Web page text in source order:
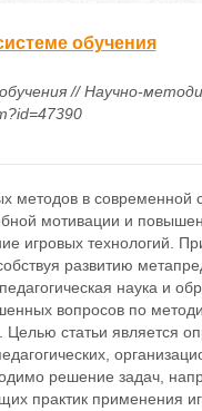
обучения
// Научно-
методов в современной
мотивации и
игровых технологий.
развитию
наука и
вопросов по
статьи является
решение задач,
практик применения